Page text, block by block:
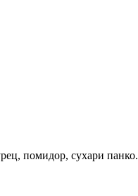
помидор, сухари панко.